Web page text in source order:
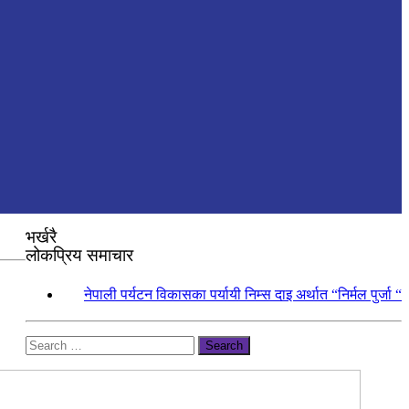
भर्खरै
लोकप्रिय समाचार
नेपाली पर्यटन विकासका पर्यायी निम्स दाइ अर्थात “निर्मल पुर्जा “
Search